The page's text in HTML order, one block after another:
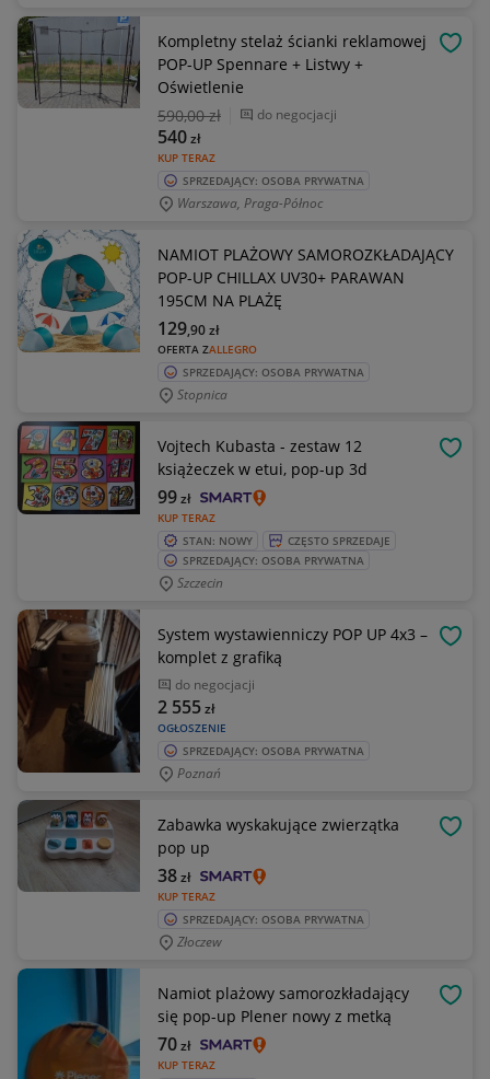
Kompletny stelaż ścianki reklamowej
POP-UP Spennare + Listwy +
Oświetlenie
590,00 zł do negocjacji
KUP TERAZ
540zł
SPRZEDAJĄCY: OSOBA PRYWATNA
Warszawa, Praga-Północ
NAMIOT PLAŻOWY SAMOROZKŁADAJĄCY
POP-UP CHILLAX UV30+ PARAWAN
195CM NA PLAŻĘ
OFERTA ZALLEGRO
129,90zł
SPRZEDAJĄCY: OSOBA PRYWATNA
Stopnica
Vojtech Kubasta - zestaw 12
książeczek w etui, pop-up 3d
KUP TERAZ
99zł
STAN: NOWY
CZĘSTO SPRZEDAJE
SPRZEDAJĄCY: OSOBA PRYWATNA
Szczecin
System wystawienniczy POP UP 4x3 –
komplet z grafiką
do negocjacji
OGŁOSZENIE
2 555zł
SPRZEDAJĄCY: OSOBA PRYWATNA
Poznań
Zabawka wyskakujące zwierzątka
pop up
KUP TERAZ
38zł
SPRZEDAJĄCY: OSOBA PRYWATNA
Złoczew
Namiot plażowy samorozkładający
się pop-up Plener nowy z metką
KUP TERAZ
70zł